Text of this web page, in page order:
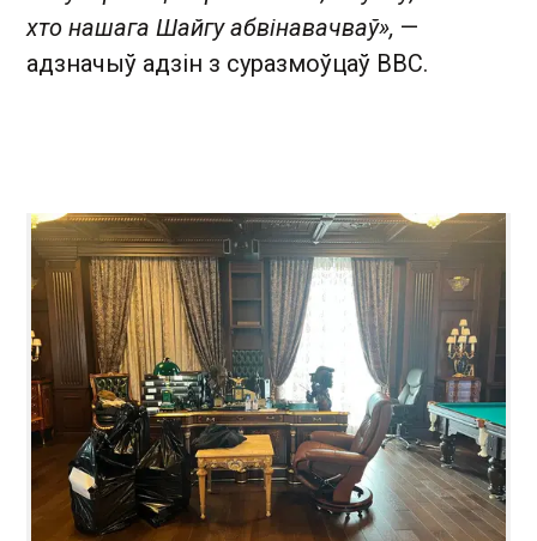
хто нашага Шайгу абвінавачваў», —
адзначыў адзін з суразмоўцаў ВВС.